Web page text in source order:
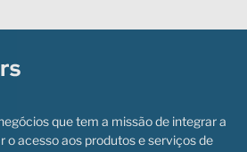
que tem a missão de integrar a
o acesso aos produtos e serviços de